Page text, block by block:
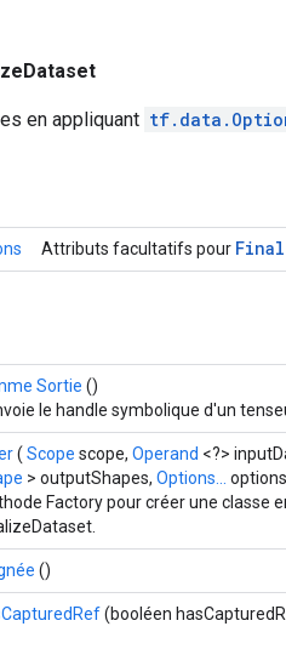
en appliquant
Attributs facultatifs pour
Sortie ()
le handle symbolique d'un
( Scope scope, Operand <?>
> outputShapes, Options...
Factory pour créer une classe
()
(booléen